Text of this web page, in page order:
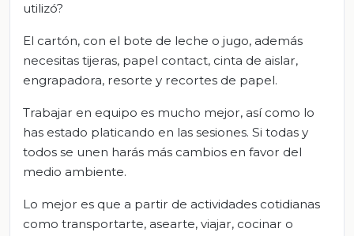
utilizó?
El cartón, con el bote de leche o jugo, además
necesitas tijeras, papel contact, cinta de aislar,
engrapadora, resorte y recortes de papel.
Trabajar en equipo es mucho mejor, así como lo
has estado platicando en las sesiones. Si todas y
todos se unen harás más cambios en favor del
medio ambiente.
Lo mejor es que a partir de actividades cotidianas
como transportarte, asearte, viajar, cocinar o